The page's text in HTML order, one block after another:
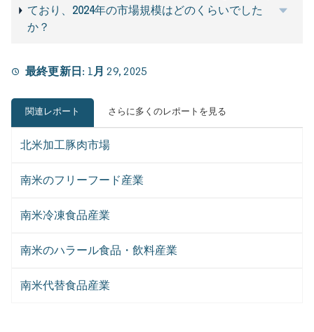
ており、2024年の市場規模はどのくらいでした
か？
最終更新日: 1月 29, 2025
関連レポート さらに多くのレポートを見る
北米加工豚肉市場
南米のフリーフード産業
南米冷凍食品産業
南米のハラール食品・飲料産業
南米代替食品産業